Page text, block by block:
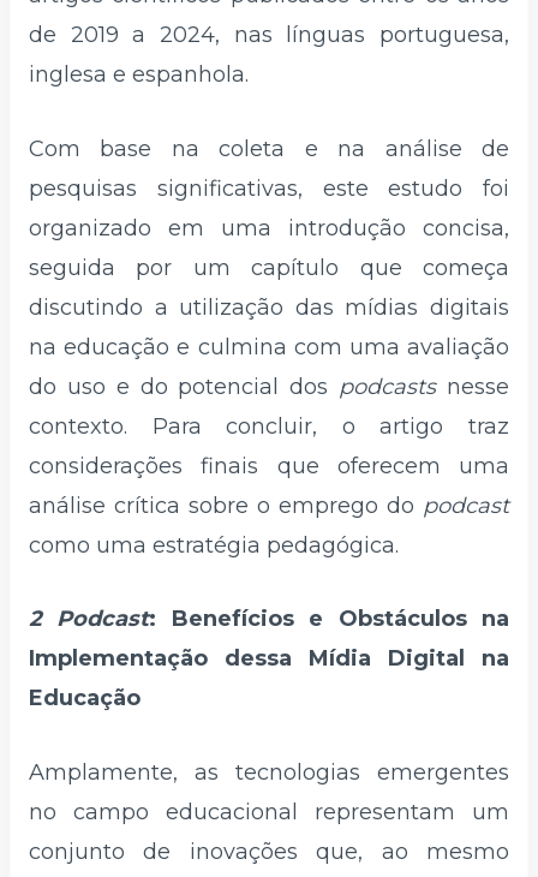
de 2019 a 2024, nas línguas portuguesa,
inglesa e espanhola.
Com base na coleta e na análise de
pesquisas significativas, este estudo foi
organizado em uma introdução concisa,
seguida por um capítulo que começa
discutindo a utilização das mídias digitais
na educação e culmina com uma avaliação
do uso e do potencial dos podcasts nesse
contexto. Para concluir, o artigo traz
considerações finais que oferecem uma
análise crítica sobre o emprego do podcast
como uma estratégia pedagógica.
2 Podcast: Benefícios e Obstáculos na
Implementação dessa Mídia Digital na
Educação
Amplamente, as tecnologias emergentes
no campo educacional representam um
conjunto de inovações que, ao mesmo